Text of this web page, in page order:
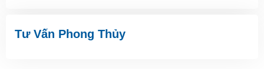
Tư Vấn Phong Thủy